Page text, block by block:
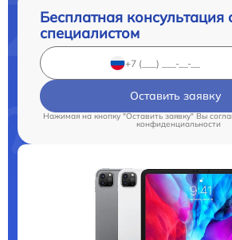
Бесплатная консультация
специалистом
Оставить заявку
Нажимая на кнопку "Оставить заявку" Вы
конфиденциальности